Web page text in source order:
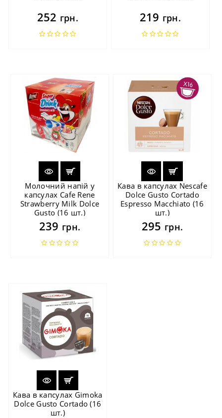
252 грн. 219 грн.
Молочний напій у
капсулах Cafe Rene
Strawberry Milk Dolce
Gusto (16 шт.)
239 грн.
Кава в капсулах Nescafe
Dolce Gusto Cortado
Espresso Macchiato (16
шт.)
295 грн.
Кава в капсулах Gimoka
Dolce Gusto Cortado (16
шт.)